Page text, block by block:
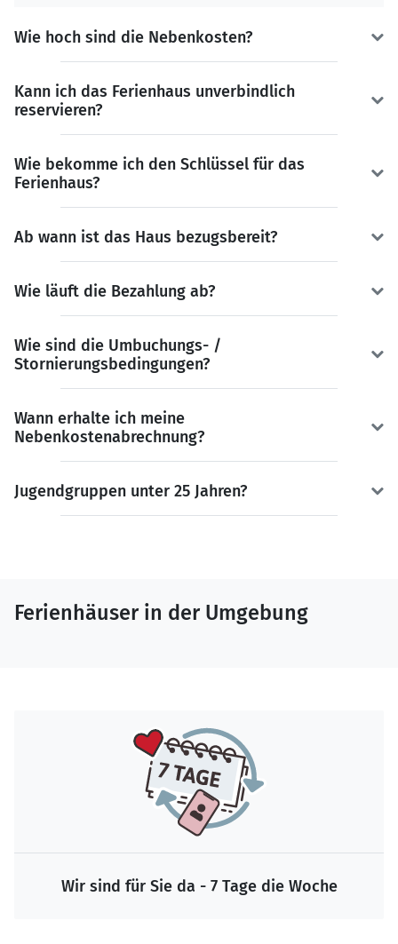
Wie hoch sind die Nebenkosten?
Kann ich das Ferienhaus unverbindlich
reservieren?
Wie bekomme ich den Schlüssel für das
Ferienhaus?
Ab wann ist das Haus bezugsbereit?
Wie läuft die Bezahlung ab?
Wie sind die Umbuchungs- /
Stornierungsbedingungen?
Wann erhalte ich meine
Nebenkostenabrechnung?
Jugendgruppen unter 25 Jahren?
Ferienhäuser in der Umgebung
Wir sind für Sie da - 7 Tage die Woche